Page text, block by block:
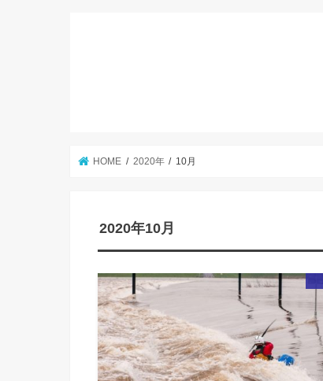
HOME 2020年 10月
2020年10月